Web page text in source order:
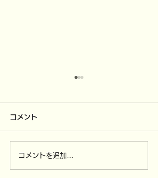
4/12（日）～
コメント
コメントを追加…